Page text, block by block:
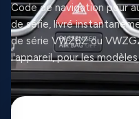
Code de navigation pour
de série, livré
de série VWZ6Z ou
l'appareil, pour les